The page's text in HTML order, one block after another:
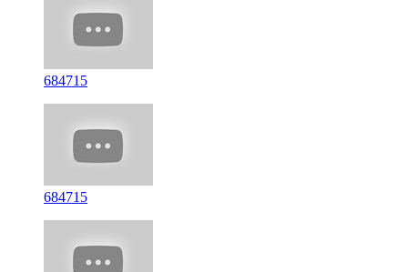
684715
684715